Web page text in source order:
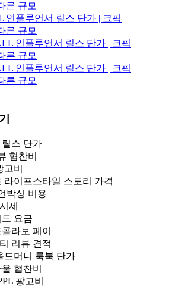
른 규모
인플루언서 릴스 단가 | 크픽
른 규모
인플루언서 릴스 단가 | 크픽
른 규모
인플루언서 릴스 단가 | 크픽
른 규모
스 단가
협찬비
비
라이프스타일 스토리 가격
박싱 비용
세
요금
라보 페이
리뷰 견적
드머니 룩북 단가
협찬비
광고비